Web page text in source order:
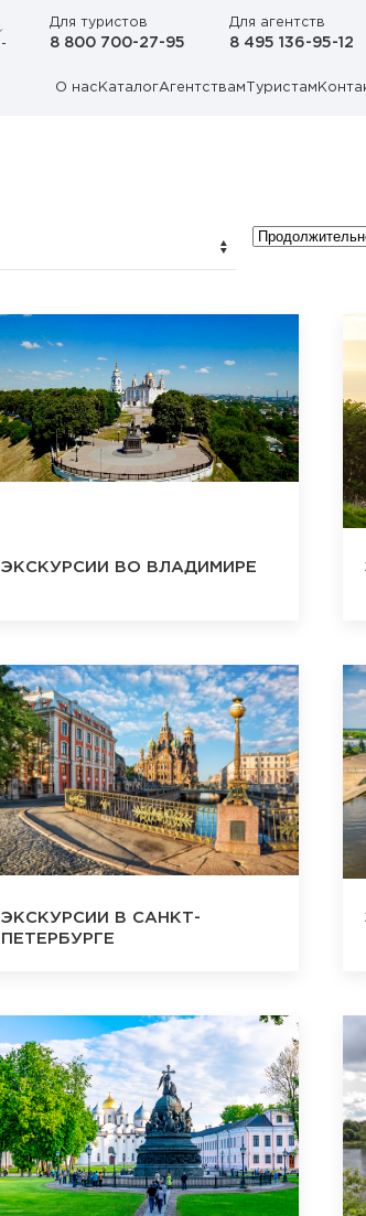
Для туристов
8 800 700-27-95
Для агентств
8 495 136-95-12
О нас КаталогАгентствам Туристам
ЭКСКУРСИИ ВО ВЛАДИМИРЕ
ЭКСКУРСИИ В САНКТ-
ПЕТЕРБУРГЕ